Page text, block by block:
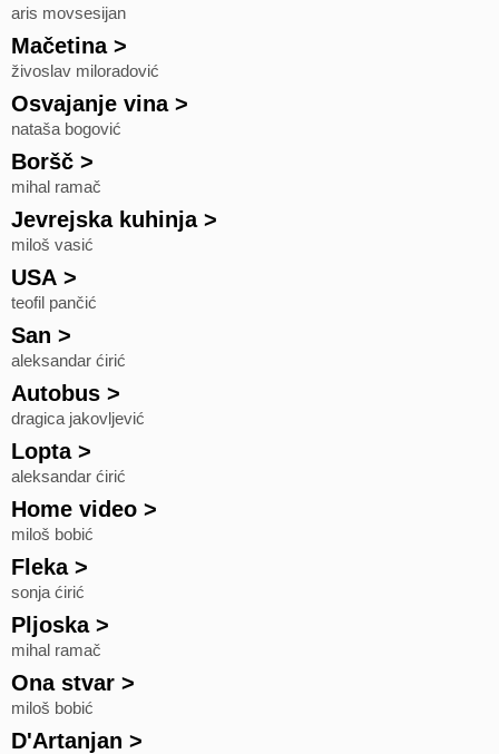
aris movsesijan
Mačetina>
živoslav miloradović
Osvajanje vina>
nataša bogović
Boršč >
mihal ramač
Jevrejska kuhinja>
miloš vasić
USA >
teofil pančić
San >
aleksandar ćirić
Autobus >
dragica jakovljević
Lopta>
aleksandar ćirić
Home video >
miloš bobić
Fleka>
sonja ćirić
Pljoska>
mihal ramač
Ona stvar >
miloš bobić
D'Artanjan >